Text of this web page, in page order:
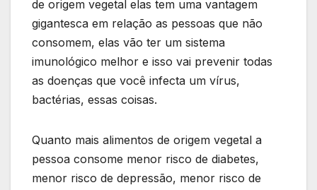
de origem vegetal elas tem uma vantagem
gigantesca em relação as pessoas que não
consomem, elas vão ter um sistema
imunológico melhor e isso vai prevenir todas
as doenças que você infecta um vírus,
bactérias, essas coisas.
Quanto mais alimentos de origem vegetal a
pessoa consome menor risco de diabetes,
menor risco de depressão, menor risco de